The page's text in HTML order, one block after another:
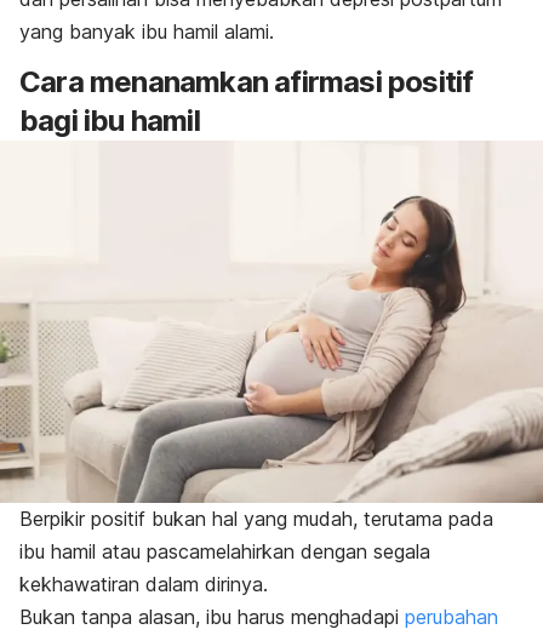
yang banyak ibu hamil alami.
Cara menanamkan afirmasi positif
bagi ibu hamil
Berpikir positif bukan hal yang mudah, terutama pada
ibu hamil atau pascamelahirkan dengan segala
kekhawatiran dalam dirinya.
Bukan tanpa alasan, ibu harus menghadapi perubahan